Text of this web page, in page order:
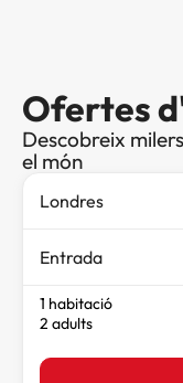
Ofertes
Descobreix
el món
Entrada
1 habitació
2 adults